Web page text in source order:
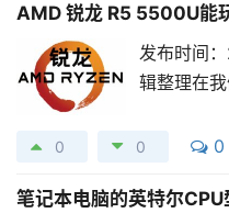
AMD 锐龙 R5 5500U能
发布时间
辑整理在
0 0 0
笔记本电脑的英特尔CPU